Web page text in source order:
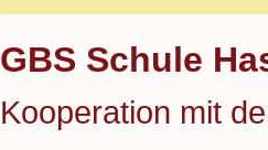
GBS Schule
Kooperation mit